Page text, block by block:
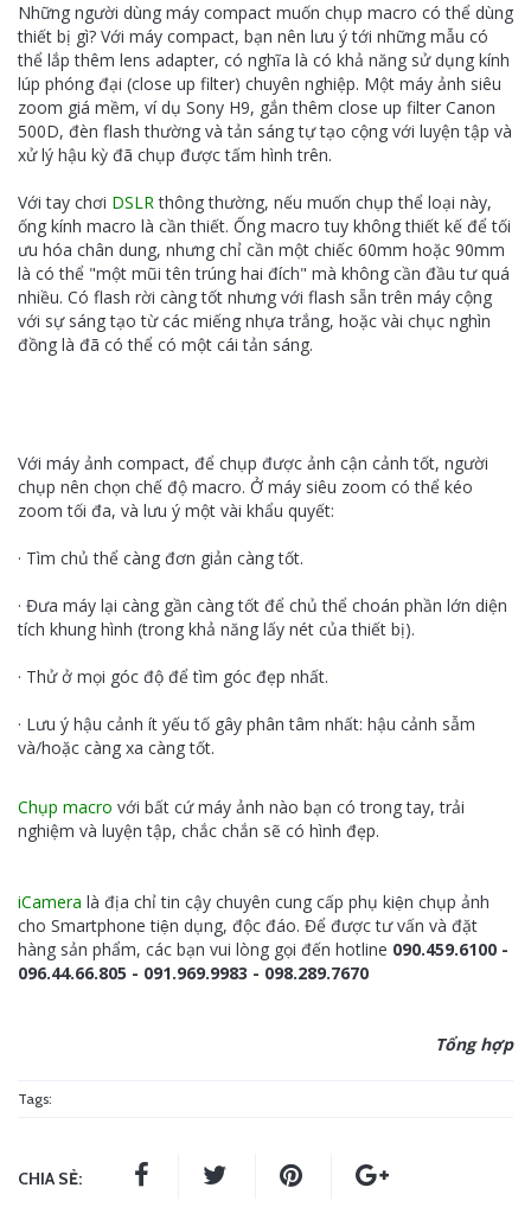
Những người dùng máy compact muốn chụp macro có thể dùng
thiết bị gì? Với máy compact, bạn nên lưu ý tới những mẫu có
thể lắp thêm lens adapter, có nghĩa là có khả năng sử dụng kính
lúp phóng đại (close up filter) chuyên nghiệp. Một máy ảnh siêu
zoom giá mềm, ví dụ Sony H9, gắn thêm close up filter Canon
500D, đèn flash thường và tản sáng tự tạo cộng với luyện tập và
xử lý hậu kỳ đã chụp được tấm hình trên.
Với tay chơi DSLRthông thường, nếu muốn chụp thể loại này,
ống kính macro là cần thiết. Ống macro tuy không thiết kế để tối
ưu hóa chân dung, nhưng chỉ cần một chiếc 60mm hoặc 90mm
là có thể "một mũi tên trúng hai đích" mà không cần đầu tư quá
nhiều. Có flash rời càng tốt nhưng với flash sẵn trên máy cộng
với sự sáng tạo từ các miếng nhựa trắng, hoặc vài chục nghìn
đồng là đã có thể có một cái tản sáng.
Với máy ảnh compact, để chụp được ảnh cận cảnh tốt, người
chụp nên chọn chế độ macro. Ở máy siêu zoom có thể kéo
zoom tối đa, và lưu ý một vài khẩu quyết:
· Tìm chủ thể càng đơn giản càng tốt.
· Đưa máy lại càng gần càng tốt để chủ thể choán phần lớn diện
tích khung hình (trong khả năng lấy nét của thiết bị).
· Thử ở mọi góc độ để tìm góc đẹp nhất.
· Lưu ý hậu cảnh ít yếu tố gây phân tâm nhất: hậu cảnh sẫm
và/hoặc càng xa càng tốt.
Chụp macro với bất cứ máy ảnh nào bạn có trong tay, trải
nghiệm và luyện tập, chắc chắn sẽ có hình đẹp.
iCamera là địa chỉ tin cậy chuyên cung cấp phụ kiện chụp ảnh
cho Smartphone tiện dụng, độc đáo. Để được tư vấn và đặt
hàng sản phẩm, các bạn vui lòng gọi đến hotline 090.459.6100 -
096.44.66.805 - 091.969.9983 - 098.289.7670
Tổng hợp
Tags:
CHIA SẺ: